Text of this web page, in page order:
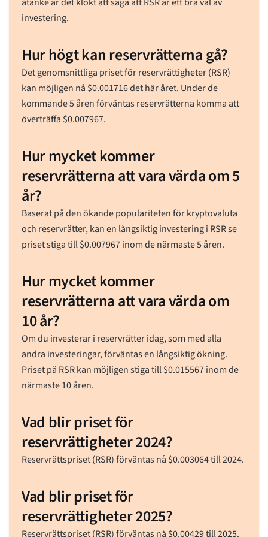
investering.
Hur högt kan reservrätterna gå?
Det genomsnittliga priset för reservrättigheter (RSR)
kan möjligen nå $0.001716det här året. Under de
kommande 5 åren förväntas reservrätterna komma att
överträffa $0.007967.
Hur mycket kommer
reservrätterna att vara värda om 5
år?
Baserat på den ökande populariteten för kryptovaluta
och reservrätter, kan en långsiktig investering i RSR se
priset stiga till$0.007967inom de närmaste 5 åren.
Hur mycket kommer
reservrätterna att vara värda om
10 år?
Om du investerar i reservrätter idag, som med alla
andra investeringar, förväntas en långsiktig ökning.
Priset på RSR kan möjligen stiga till$0.015567inom de
närmaste 10 åren.
Vad blir priset för
reservrättigheter 2024?
Reservrättspriset (RSR) förväntas nå $0.003064till 2024.
Vad blir priset för
reservrättigheter 2025?
Reservrättspriset (RSR) förväntas nå $0.00429till 2025.